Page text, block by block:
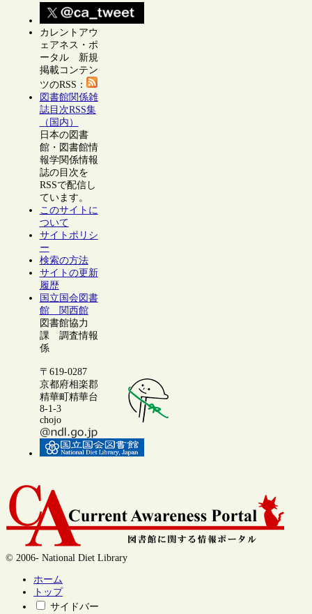
カレントアウ
ェアネス・ポ
ータル 新規
掲載コンテン
ツのRSS：
図書館関係雑
誌目次RSS集
（国内）
日本の図書
館・図書館情
報学関係情報
誌の目次を
RSSで配信し
ています。
このサイトに
ついて
サイトポリシ
ー
検索の方法
サイトの更新
履歴
国立国会図書
館 関西館
図書館協力
課 調査情報
係
〒619-0287
京都府相楽郡
精華町精華台
8-1-3
chojo
© 2006- National Diet Library
ホーム
トップ
サイドバー